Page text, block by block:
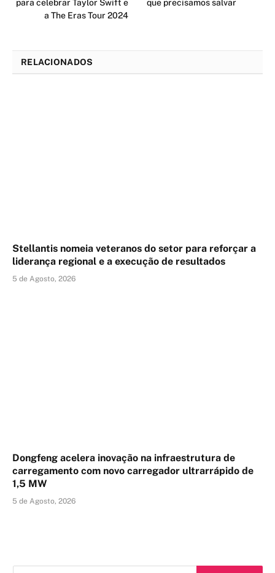
para celebrar Taylor Swift e
a The Eras Tour 2024
que precisamos salvar
RELACIONADOS
Stellantis nomeia veteranos do setor para reforçar a
liderança regional e a execução de resultados
5 de Agosto, 2026
Dongfeng acelera inovação na infraestrutura de
carregamento com novo carregador ultrarrápido de
1,5 MW
5 de Agosto, 2026